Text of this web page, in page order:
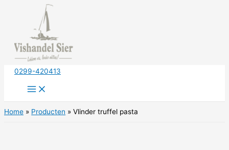
inhoud
0299-420413
Home Producten Vlinder truffel pasta